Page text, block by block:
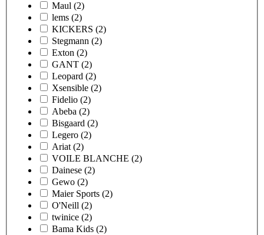
Maul (2)
lems (2)
KICKERS (2)
Stegmann (2)
Exton (2)
GANT (2)
Leopard (2)
Xsensible (2)
Fidelio (2)
Abeba (2)
Bisgaard (2)
Legero (2)
Ariat (2)
VOILE BLANCHE (2)
Dainese (2)
Gewo (2)
Maier Sports (2)
O'Neill (2)
twinice (2)
Bama Kids (2)